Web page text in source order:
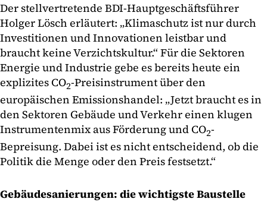
Der stellvertretende BDI-Hauptgeschäftsführer
Holger Lösch erläutert: „Klimaschutz ist nur durch
Investitionen und Innovationen leistbar und
braucht keine Verzichtskultur.“ Für die Sektoren
Energie und Industrie gebe es bereits heute ein
explizites CO2-Preisinstrument über den
europäischen Emissionshandel: „Jetzt braucht es in
den Sektoren Gebäude und Verkehr einen klugen
Instrumentenmix aus Förderung und CO2-
Bepreisung. Dabei ist es nicht entscheidend, ob die
Politik die Menge oder den Preis festsetzt.“
Gebäudesanierungen: die wichtigste Baustelle